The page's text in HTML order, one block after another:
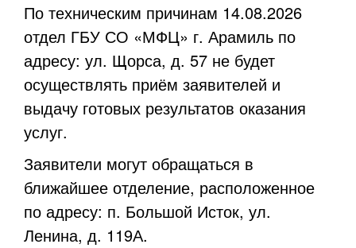
По техническим причинам 14.08.2026
отдел ГБУ СО «МФЦ» г. Арамиль по
адресу: ул. Щорса, д. 57 не будет
осуществлять приём заявителей и
выдачу готовых результатов оказания
услуг.
Заявители могут обращаться в
ближайшее отделение, расположенное
по адресу: п. Большой Исток, ул.
Ленина, д. 119А.